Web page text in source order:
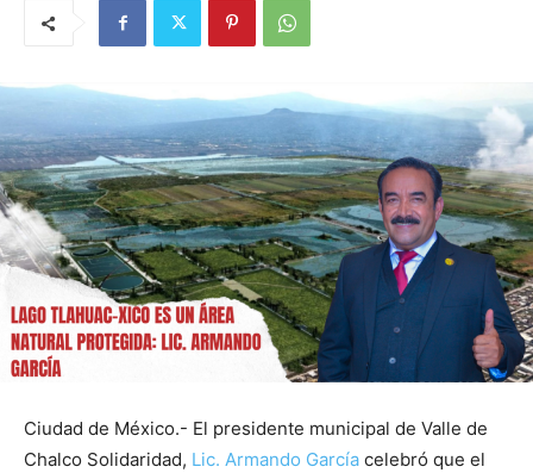
Ciudad de México.- El presidente municipal de Valle de
Chalco Solidaridad, Lic. Armando García celebró que el